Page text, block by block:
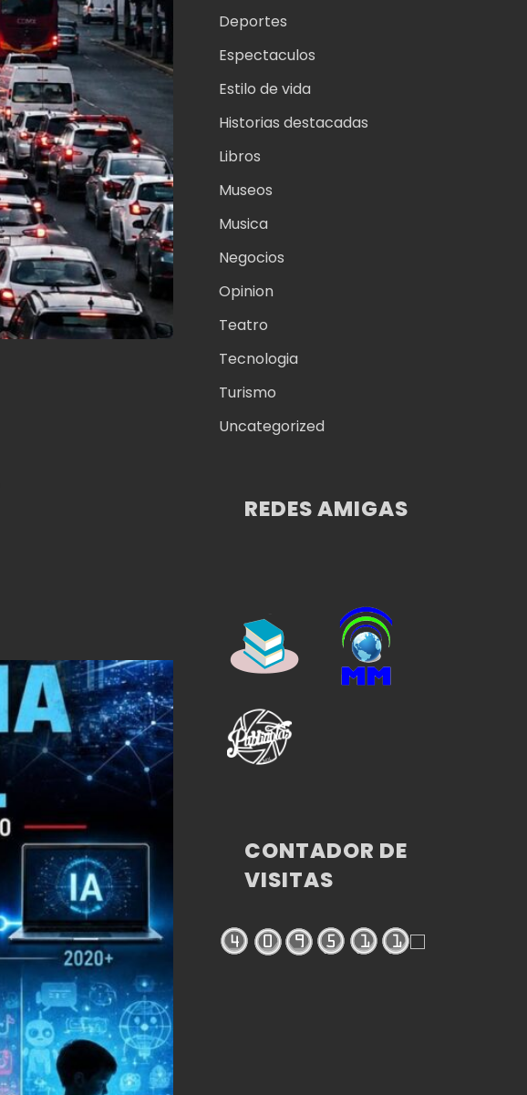
Deportes
Espectaculos
Estilo de vida
Historias destacadas
Libros
Museos
Musica
Negocios
Opinion
Teatro
Tecnologia
Turismo
Uncategorized
REDES AMIGAS
CONTADOR DE
VISITAS